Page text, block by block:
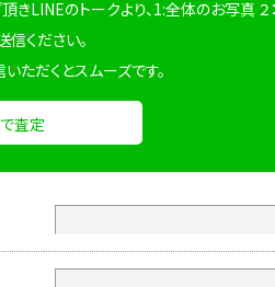
頂きLINEのトークより、1:全体のお写真
ください。
ただくとスムーズです。
査定